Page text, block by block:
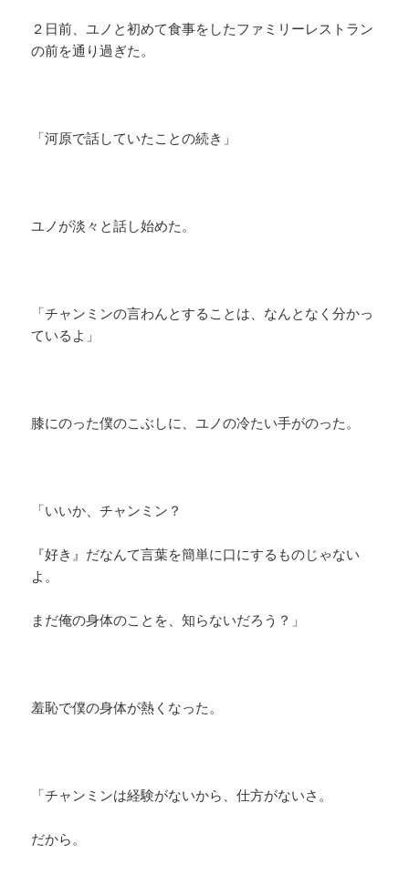
２日前、ユノと初めて食事をしたファミリーレストラン
の前を通り過ぎた。
「河原で話していたことの続き」
ユノが淡々と話し始めた。
「チャンミンの言わんとすることは、なんとなく分かっ
ているよ」
膝にのった僕のこぶしに、ユノの冷たい手がのった。
「いいか、チャンミン？
『好き』だなんて言葉を簡単に口にするものじゃない
よ。
まだ俺の身体のことを、知らないだろう？」
羞恥で僕の身体が熱くなった。
「チャンミンは経験がないから、仕方がないさ。
だから。